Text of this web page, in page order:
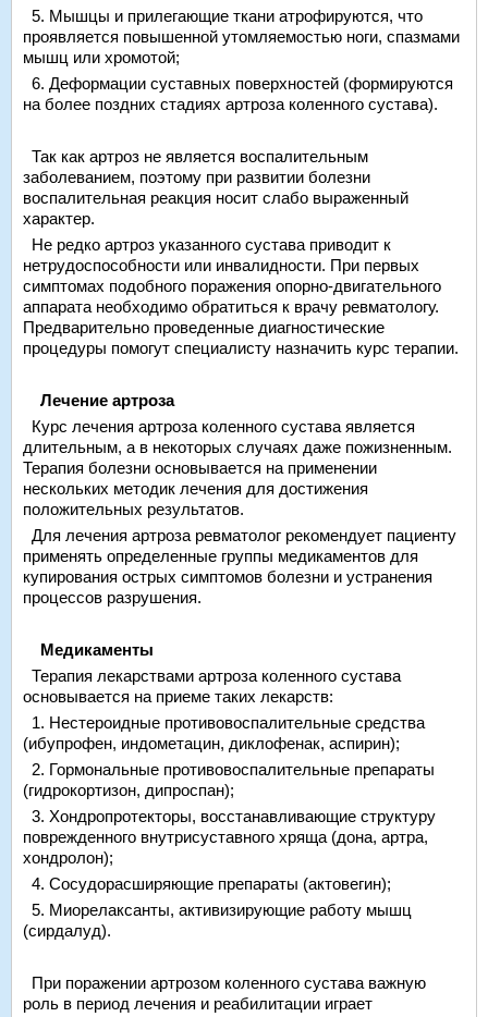
5. Мышцы и прилегающие ткани атрофируются, что
проявляется повышенной утомляемостью ноги, спазмами
мышц или хромотой;
6. Деформации суставных поверхностей (формируются
на более поздних стадиях артроза коленного сустава).
Так как артроз не является воспалительным
заболеванием, поэтому при развитии болезни
воспалительная реакция носит слабо выраженный
характер.
Не редко артроз указанного сустава приводит к
нетрудоспособности или инвалидности. При первых
симптомах подобного поражения опорно-двигательного
аппарата необходимо обратиться к врачу ревматологу.
Предварительно проведенные диагностические
процедуры помогут специалисту назначить курс терапии.
Лечение артроза
Курс лечения артроза коленного сустава является
длительным, а в некоторых случаях даже пожизненным.
Терапия болезни основывается на применении
нескольких методик лечения для достижения
положительных результатов.
Для лечения артроза ревматолог рекомендует пациенту
применять определенные группы медикаментов для
купирования острых симптомов болезни и устранения
процессов разрушения.
Медикаменты
Терапия лекарствами артроза коленного сустава
основывается на приеме таких лекарств:
1. Нестероидные противовоспалительные средства
(ибупрофен, индометацин, диклофенак, аспирин);
2. Гормональные противовоспалительные препараты
(гидрокортизон, дипроспан);
3. Хондропротекторы, восстанавливающие структуру
поврежденного внутрисуставного хряща (дона, артра,
хондролон);
4. Сосудорасширяющие препараты (актовегин);
5. Миорелаксанты, активизирующие работу мышц
(сирдалуд).
При поражении артрозом коленного сустава важную
роль в период лечения и реабилитации играет